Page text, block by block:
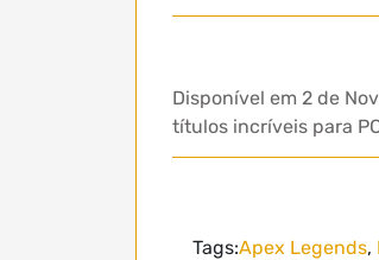
Disponível em 2 de
títulos incríveis para
Tags:Apex Legends,